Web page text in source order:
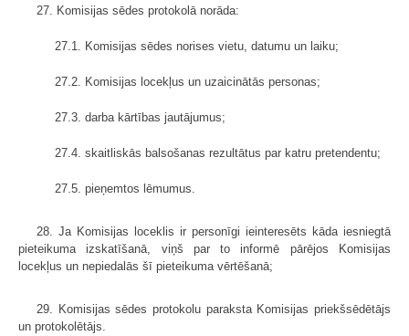
27. Komisijas sēdes protokolā norāda:
27.1. Komisijas sēdes norises vietu, datumu un laiku;
27.2. Komisijas locekļus un uzaicinātās personas;
27.3. darba kārtības jautājumus;
27.4. skaitliskās balsošanas rezultātus par katru pretendentu;
27.5. pieņemtos lēmumus.
28. Ja Komisijas loceklis ir personīgi ieinteresēts kāda iesniegtā
pieteikuma izskatīšanā, viņš par to informē pārējos Komisijas
locekļus un nepiedalās šī pieteikuma vērtēšanā;
29. Komisijas sēdes protokolu paraksta Komisijas priekšsēdētājs
un protokolētājs.